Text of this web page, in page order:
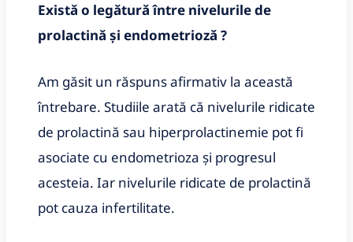
Există o legătură între nivelurile de
prolactină și endometrioză ?
Am găsit un răspuns afirmativ la această
întrebare. Studiile arată că nivelurile ridicate
de prolactină sau hiperprolactinemie pot fi
asociate cu endometrioza și progresul
acesteia. Iar nivelurile ridicate de prolactină
pot cauza infertilitate.